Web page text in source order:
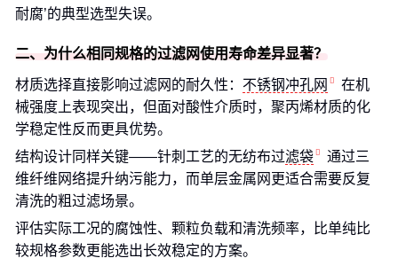
耐腐’的典型选型失误。
二、为什么相同规格的过滤网使用寿命差异显著？
材质选择直接影响过滤网的耐久性： 不锈钢冲孔网
在机
械强度上表现突出，但面对酸性介质时，聚丙烯材质的化
学稳定性反而更具优势。
结构设计同样关键——针刺工艺的无纺布过滤袋
通过三
维纤维网络提升纳污能力，而单层金属网更适合需要反复
清洗的粗过滤场景。
评估实际工况的腐蚀性、颗粒负载和清洗频率，比单纯比
较规格参数更能选出长效稳定的方案。